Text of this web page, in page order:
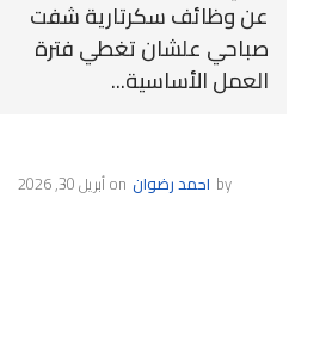
عن وظائف سكرتارية شفت
صباحي علشان تغطي فترة
العمل الأساسية...
by احمد رضوان onأبريل 30, 2026